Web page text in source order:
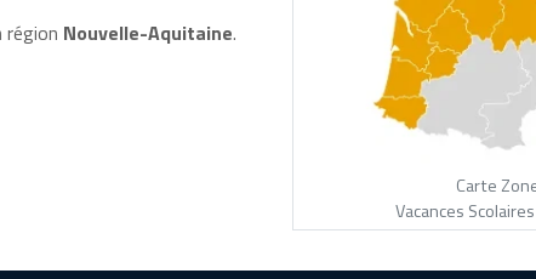
région Nouvelle-Aquitaine.
Carte
Vacances